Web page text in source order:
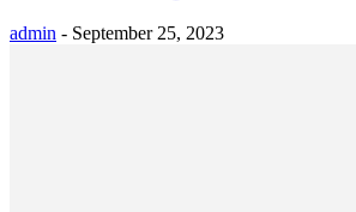
admin - September 25, 2023